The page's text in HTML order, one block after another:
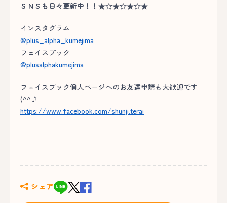
ＳＮＳも日々更新中！！★☆★☆★☆★
インスタグラム
@plus_alpha_kumejima
フェイスブック
@plusalphakumejima
フェイスブック個人ページへのお友達申請も大歓迎です
(^^♪
https://www.facebook.com/shunji.terai
シェア